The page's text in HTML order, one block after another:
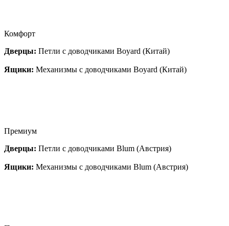
Комфорт
Дверцы: Петли с доводчиками Boyard (Китай)
Ящики: Механизмы с доводчиками Boyard (Китай)
Премиум
Дверцы: Петли с доводчиками Blum (Австрия)
Ящики: Механизмы с доводчиками Blum (Австрия)